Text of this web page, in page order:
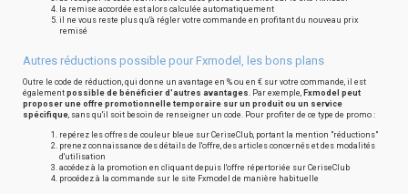
la remise accordée est alors calculée automatiquement
il ne vous reste plus qu'à régler votre commande en profitant du nouveau prix
remisé
Autres réductions possible pour Fxmodel, les bons plans
Outre le code de réduction, qui donne un avantage en % ou en € sur votre commande, il est
également possible de bénéficier d'autres avantages. Par exemple, Fxmodel peut
proposer une offre promotionnelle temporaire sur un produit ou un service
spécifique, sans qu'il soit besoin de renseigner un code. Pour profiter de ce type de promo :
repérez les offres de couleur bleue sur CeriseClub, portant la mention "réductions"
prenez connaissance des détails de l'offre, des articles concernés et des modalités
d'utilisation
accédez à la promotion en cliquant depuis l'offre répertoriée sur CeriseClub
procédez à la commande sur le site Fxmodel de manière habituelle